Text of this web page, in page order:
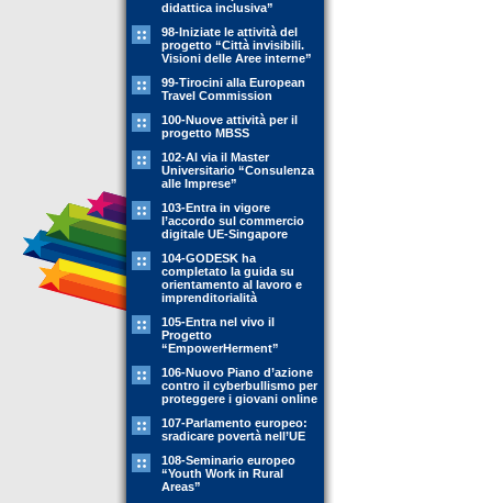
didattica inclusiva”
98-Iniziate le attività del
progetto “Città invisibili.
Visioni delle Aree interne”
99-Tirocini alla European
Travel Commission
100-Nuove attività per il
progetto MBSS
102-Al via il Master
Universitario “Consulenza
alle Imprese”
103-Entra in vigore
l’accordo sul commercio
digitale UE-Singapore
104-GODESK ha
completato la guida su
orientamento al lavoro e
imprenditorialità
105-Entra nel vivo il
Progetto
“EmpowerHerment”
106-Nuovo Piano d’azione
contro il cyberbullismo per
proteggere i giovani online
107-Parlamento europeo:
sradicare povertà nell’UE
108-Seminario europeo
“Youth Work in Rural
Areas”